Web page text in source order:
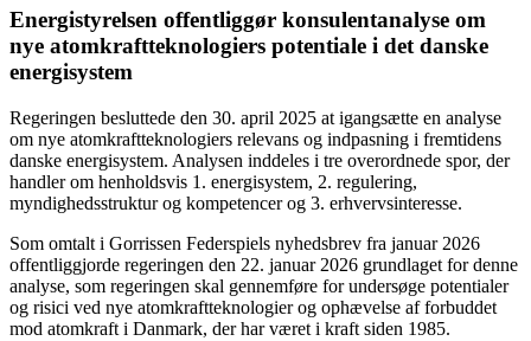
Energistyrelsen offentliggør konsulentanalyse om
nye atomkraftteknologiers potentiale i det danske
energisystem
Regeringen besluttede den 30. april 2025 at igangsætte en analyse
om nye atomkraftteknologiers relevans og indpasning i fremtidens
danske energisystem. Analysen inddeles i tre overordnede spor, der
handler om henholdsvis 1. energisystem, 2. regulering,
myndighedsstruktur og kompetencer og 3. erhvervsinteresse.
Som omtalt i Gorrissen Federspiels nyhedsbrev fra januar 2026
offentliggjorde regeringen den 22. januar 2026 grundlaget for denne
analyse, som regeringen skal gennemføre for undersøge potentialer
og risici ved nye atomkraftteknologier og ophævelse af forbuddet
mod atomkraft i Danmark, der har været i kraft siden 1985.